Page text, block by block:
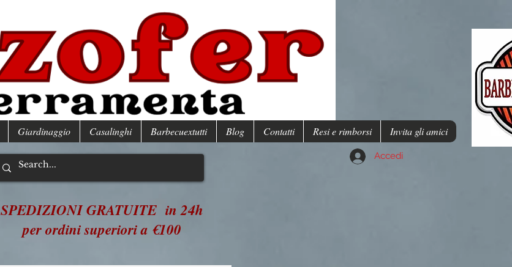
Giardinaggio Casalinghi Barbecuextutti Blog Contatti Resi e rimborsi Invita gli amici
Accedi
SPEDIZIONI GRATUITE in 24h
per ordini superiori a €100